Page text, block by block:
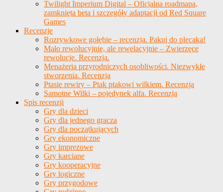
Twilight Imperium Digital – Oficjalna roadmapa,
zamknięta beta i szczegóły adaptacji od Red Square
Games
Recenzje
Rozrywkowe gołębie – recenzja. Pakuj do plecaka!
Mało rewolucyjnie, ale rewelacyjnie – Zwierzęce
rewolucje. Recenzja.
Menażeria przyrodniczych osobliwości. Niezwykłe
stworzenia. Recenzja
Ptasie rewiry – Ptak ptakowi wilkiem. Recenzja
Samotne Wilki – pojedynek alfa. Recenzja
Spis recenzji
Gry dla dzieci
Gry dla jednego gracza
Gry dla początkujących
Gry ekonomiczne
Gry imprezowe
Gry karciane
Gry kooperacyjne
Gry logiczne
Gry przygodowe